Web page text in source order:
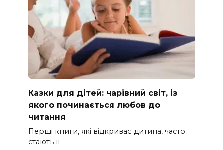
Казки для дітей: чарівний світ, із
якого починається любов до
читання
Перші книги, які відкриває дитина, часто
стають її